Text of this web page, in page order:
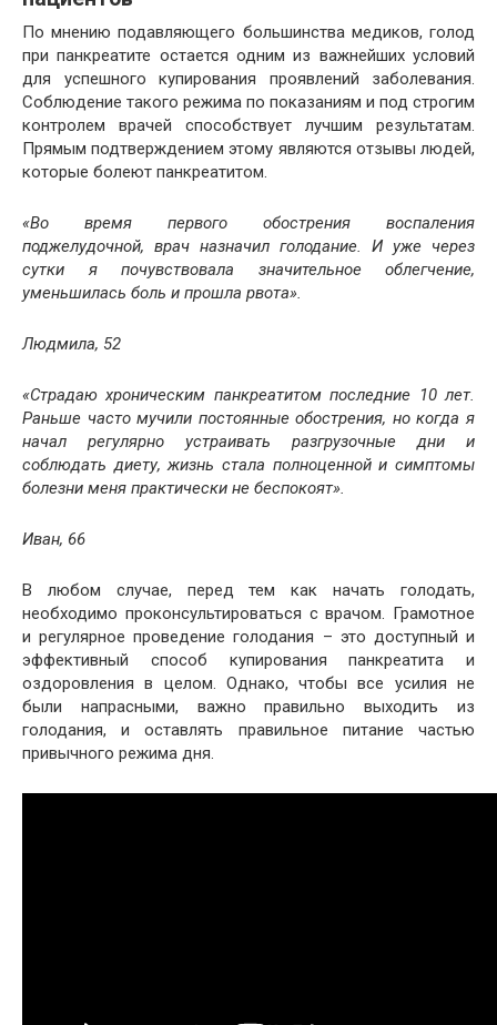
По мнению подавляющего большинства медиков, голод
при панкреатите остается одним из важнейших условий
для успешного купирования проявлений заболевания.
Соблюдение такого режима по показаниям и под строгим
контролем врачей способствует лучшим результатам.
Прямым подтверждением этому являются отзывы людей,
которые болеют панкреатитом.
«Во время первого обострения воспаления
поджелудочной, врач назначил голодание. И уже через
сутки я почувствовала значительное облегчение,
уменьшилась боль и прошла рвота».
Людмила, 52
«Страдаю хроническим панкреатитом последние 10 лет.
Раньше часто мучили постоянные обострения, но когда я
начал регулярно устраивать разгрузочные дни и
соблюдать диету, жизнь стала полноценной и симптомы
болезни меня практически не беспокоят».
Иван, 66
В любом случае, перед тем как начать голодать,
необходимо проконсультироваться с врачом. Грамотное
и регулярное проведение голодания – это доступный и
эффективный способ купирования панкреатита и
оздоровления в целом. Однако, чтобы все усилия не
были напрасными, важно правильно выходить из
голодания, и оставлять правильное питание частью
привычного режима дня.